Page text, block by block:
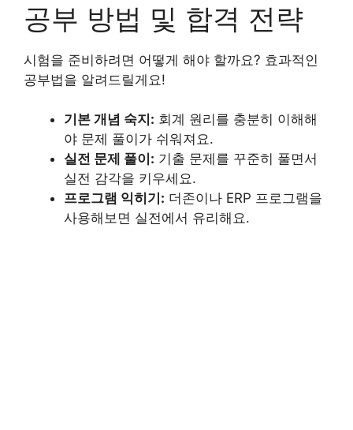
공부 방법 및 합격 전략
시험을 준비하려면 어떻게 해야 할까요? 효과적인
공부법을 알려드릴게요!
기본 개념 숙지: 회계 원리를 충분히 이해해
야 문제 풀이가 쉬워져요.
실전 문제 풀이: 기출 문제를 꾸준히 풀면서
실전 감각을 키우세요.
프로그램 익히기: 더존이나 ERP 프로그램을
사용해보면 실전에서 유리해요.